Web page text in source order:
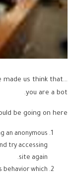
made us think that
you are a bot.
be going on here.
an anonymous
try accessing
site again.
behavior which